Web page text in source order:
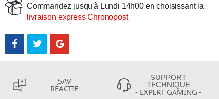
Commandez jusqu'à Lundi 14h00 en choisissant la
livraison express Chronopost
SAV
RÉACTIF
SUPPORT
TECHNIQUE
- EXPERT GAMING -